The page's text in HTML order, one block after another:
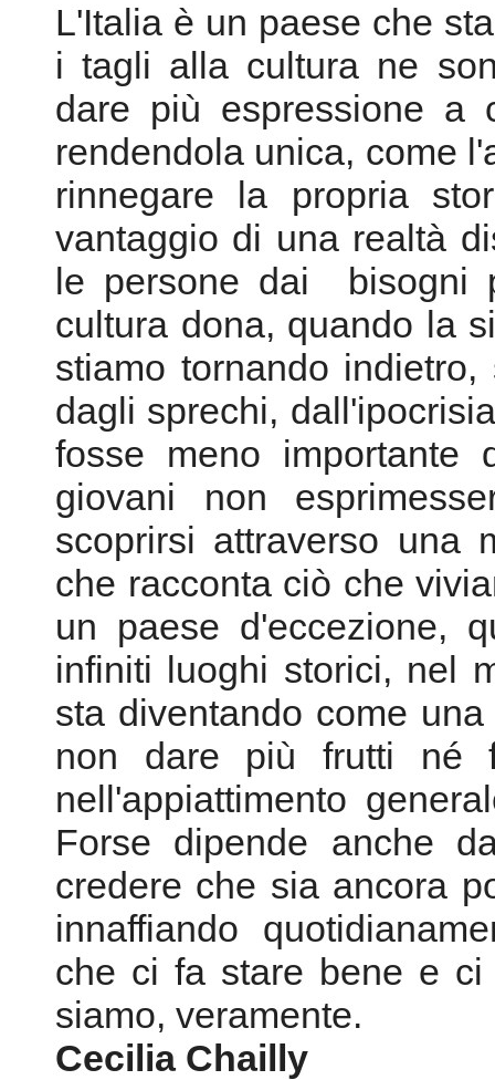
L'Italia è un paese che
i tagli alla cultura ne
dare più espressione a
rendendola unica, come
rinnegare la propria
vantaggio di una realtà
le persone dai bisogni
cultura dona, quando la
stiamo tornando
dagli sprechi,
fosse meno
giovani non
scoprirsi attraverso una
che racconta ciò che
un paese d'eccezione,
infiniti luoghi storici, nel
sta diventando come
non dare più frutti né
nell'appiattimento
Forse dipende anche
credere che sia ancora
innaffiando
che ci fa stare bene e
siamo, veramente.
Cecilia Chailly